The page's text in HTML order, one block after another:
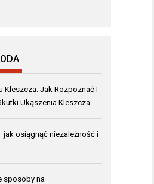
Kleszcza: Jak Rozpoznać I
Ukąszenia Kleszcza
jak osiągnąć niezależność i
sposoby na